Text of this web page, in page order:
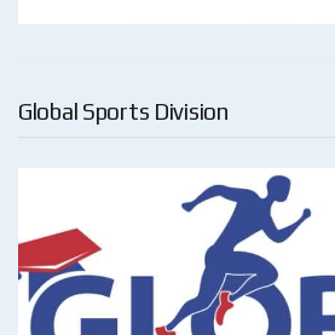
Global Sports Division